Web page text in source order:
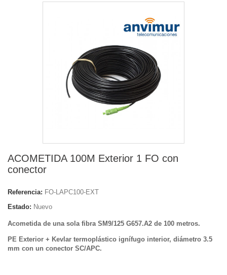
ACOMETIDA 100M Exterior 1 FO con
conector
Referencia: FO-LAPC100-EXT
Estado: Nuevo
Acometida de una sola fibra SM9/125 G657.A2 de 100 metros.
PE Exterior + Kevlar termoplástico ignífugo interior, diámetro 3.5
mm con un conector SC/APC.